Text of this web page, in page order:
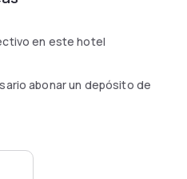
en este hotel
abonar un depósito de